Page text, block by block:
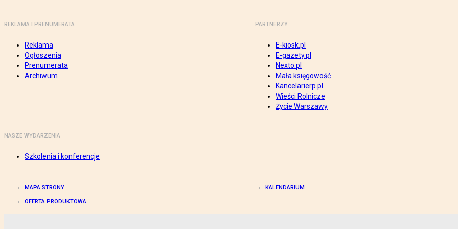
REKLAMA I PRENUMERATA
Reklama
Ogłoszenia
Prenumerata
Archiwum
PARTNERZY
E-kiosk.pl
E-gazety.pl
Nexto.pl
Mała księgowość
Kancelarierp.pl
Wieści Rolnicze
Życie Warszawy
NASZE WYDARZENIA
Szkolenia i konferencje
MAPA STRONY KALENDARIUM
OFERTA PRODUKTOWA